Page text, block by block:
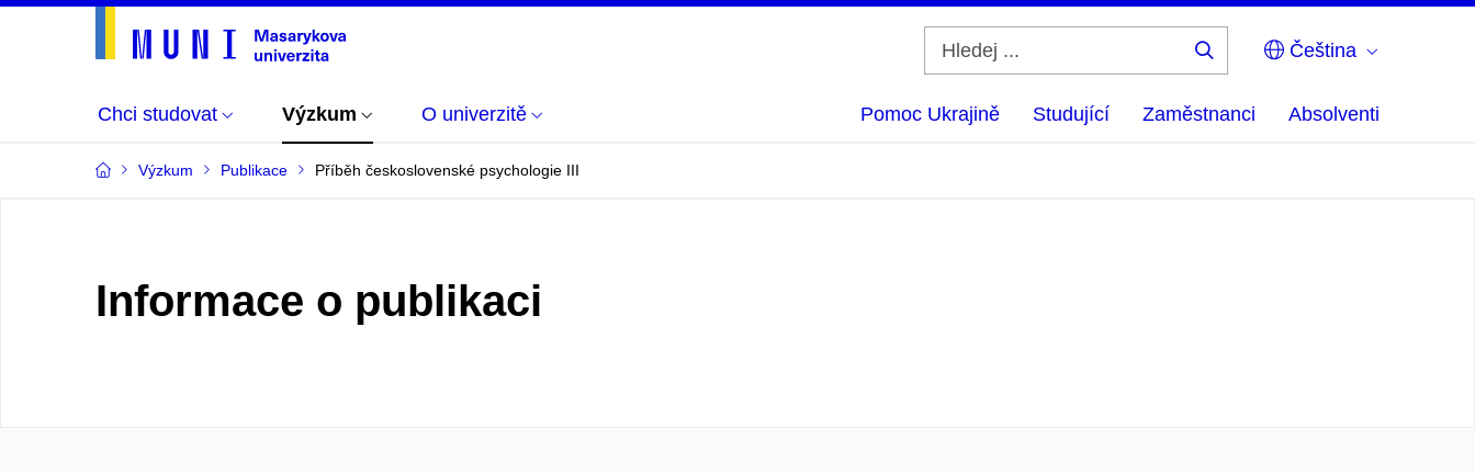
Čeština
Chci studovat Výzkum O univerzitě Pomoc Ukrajině Studující Zaměstnanci Absolventi
Výzkum Publikace Příběh československé psychologie III
Informace o publikaci